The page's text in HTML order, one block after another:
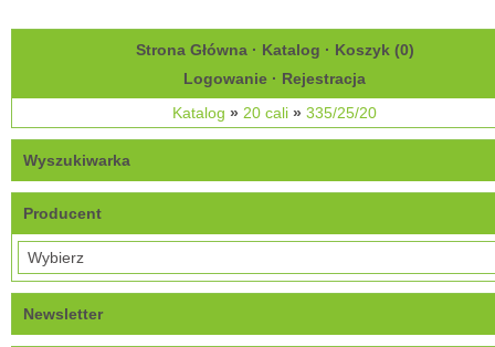
Strona Główna· Katalog · Koszyk (0)
Logowanie · Rejestracja
Katalog » 20 cali » 335/25/20
Wyszukiwarka
Producent
Newsletter